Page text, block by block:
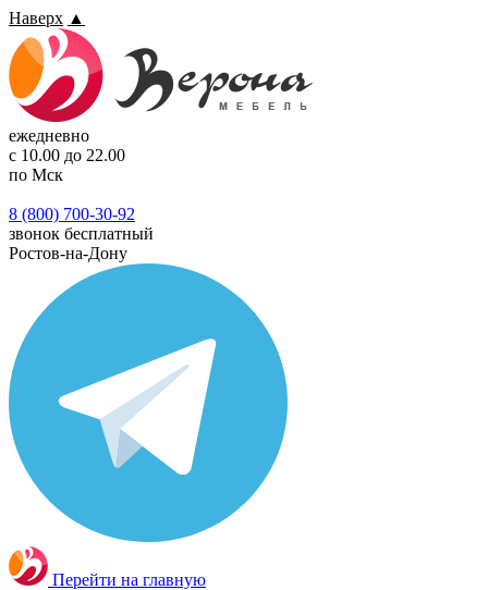
Наверх ▲
ежедневно
с 10.00 до 22.00
по Мск
8 (800) 700-30-92
звонок бесплатный
Ростов-на-Дону
Перейти на главную